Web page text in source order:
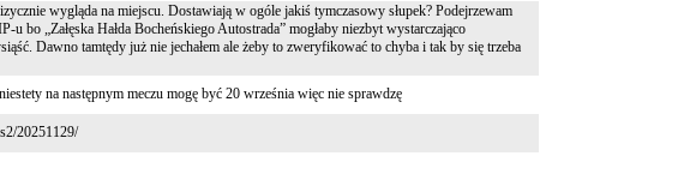
wygląda na miejscu. Dostawiają w ogóle jakiś tymczasowy słupek? Podejrzewam
u bo „Załęska Hałda Bocheńskiego Autostrada” mogłaby niezbyt wystarczająco
Dawno tamtędy już nie jechałem ale żeby to zweryfikować to chyba i tak by się trzeba
na następnym meczu mogę być 20 września więc nie sprawdzę
20251129/